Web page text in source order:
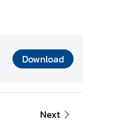
Download
Next